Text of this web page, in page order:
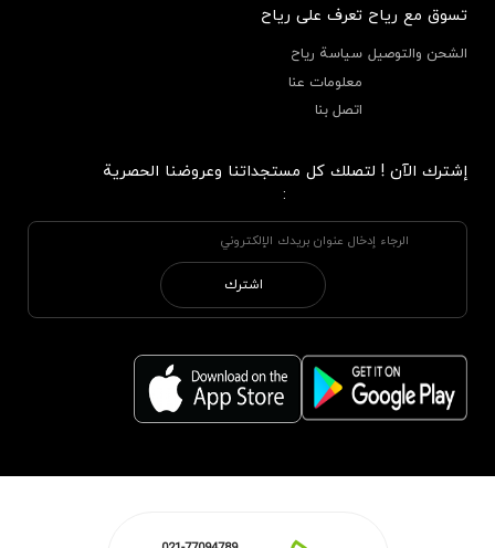
تسوق مع رياح
الشحن والتوصيل
تعرف على رياح
سياسة رياح
معلومات عنا
اتصل بنا
إشترك الآن ! لتصلك كل مستجداتنا وعروضنا الحصرية
:
اشترك